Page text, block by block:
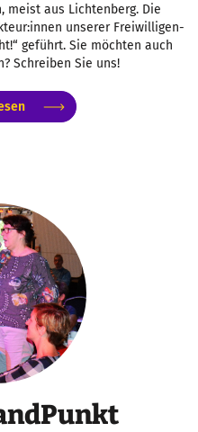
meist aus Lichtenberg. Die
unserer Freiwilligen-
geführt. Sie möchten auch
Schreiben Sie uns!